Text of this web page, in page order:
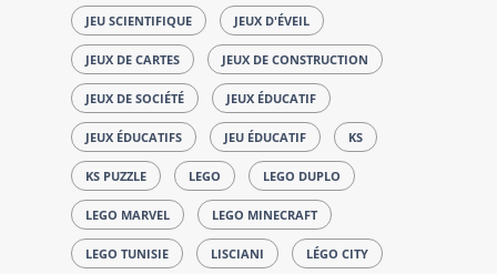
JEU SCIENTIFIQUE JEUX D'ÉVEIL
JEUX DE CARTES JEUX DE CONSTRUCTION
JEUX DE SOCIÉTÉ JEUX ÉDUCATIF
JEUX ÉDUCATIFS JEU ÉDUCATIF KS
KS PUZZLE LEGO LEGO DUPLO
LEGO MARVEL LEGO MINECRAFT
LEGO TUNISIE LISCIANI LÉGO CITY